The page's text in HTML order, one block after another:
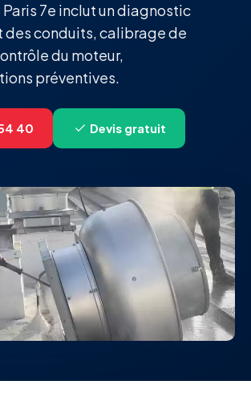
7e inclut un diagnostic
des conduits, calibrage de
du moteur,
préventives.
40 Devis gratuit